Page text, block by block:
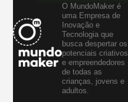
O MundoMaker é
uma Empresa de
Inovação e
Tecnologia que
busca despertar os
potenciais criativos
e empreendedores
de todas as
crianças, jovens e
adultos.